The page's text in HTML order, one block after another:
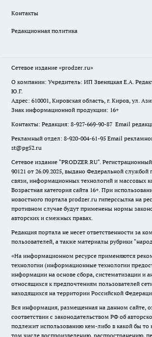
Контакты
Редакционная политика
Сетевое издание «prodzer.ru»
О компании: Учредитель: ИП Звеняцкая Е.А.
Ю.Г.
Адрес: 610001, Кировская область, г. Киров, ул.
Знак информационной продукции: 16+
Контакты: Редакция: 8-927-669-90-87 Email
Рекламный отдел: 8-920-004-61-95 Email
st@pg52.ru
Сетевое издание "PRODZER.RU".
90121 от 26.09.2025, выдано Федеральной службой
связи, информационных технологий и массовых
Возрастная категория сайта 16+. При
новостного портала prodzer.ru гиперссылка на
противном случае будут применены нормы
авторских и смежных правах.
Редакция портала не несет ответственности за
пользователей, а также материалы рубрики
«На информационном ресурсе применяются
технологии (информационные технологии
информации на основе сбора, систематизации и
относящихся к предпочтениям пользователей
находящихся на территории Российской
Вся информация, размещенная на данном сайте,
соответствии с законодательством РФ об
подлежит использованию кем-либо в какой бы
том числе воспроизведению, распространению,